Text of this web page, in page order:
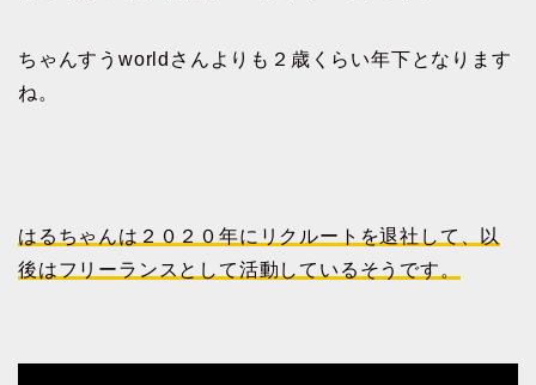
ちゃんすうworldさんよりも２歳くらい年下となります
ね。
はるちゃんは２０２０年にリクルートを退社して、以
後はフリーランスとして活動しているそうです。